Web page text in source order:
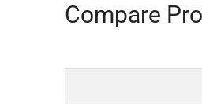
Compare